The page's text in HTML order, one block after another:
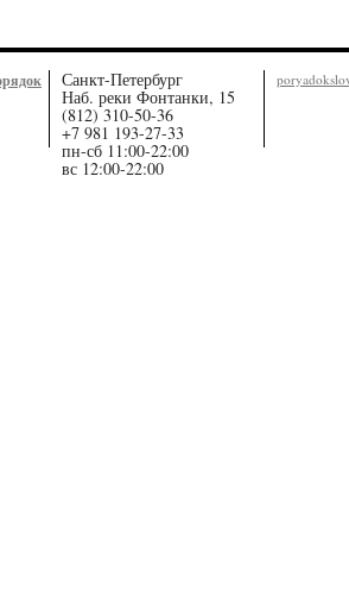
Санкт-Петербург
Наб. реки Фонтанки, 15
(812) 310-50-36
+7 981 193-27-33
пн-сб 11:00-22:00
вс 12:00-22:00